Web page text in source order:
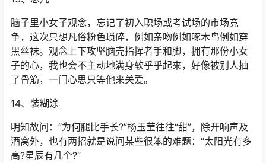
脑子里小女子观念，忘记了初入职场或考试场的市场竞
争，这次只想凡俗粉色琐碎，例如亲吻例如啄木鸟例如穿
黑丝袜。观念上下攻坚脑壳指挥者手和脚，拥有那份小女
子的心，我也会不主动地满身软乎乎起來，好像被别人抽
了骨筋，一门心思只等他来关爱。
14、装糊涂
明知故问：“为何腿比手长?”杨玉莹往往“甜”，除开响声及
酒窝外，也有两招就是说问某些很笨的难题：“太阳光有多
高?星辰有几个?”